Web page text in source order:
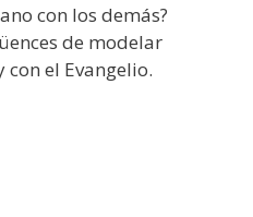
con los demás?
de modelar
el Evangelio.